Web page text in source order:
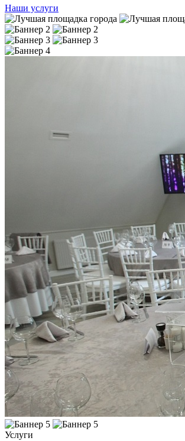
Наши услуги
Услуги